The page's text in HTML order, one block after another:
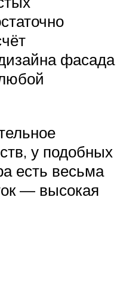
фасада
у подобных
есть весьма
— высокая